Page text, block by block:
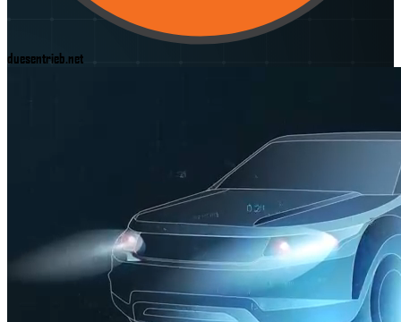
duesentrieb.net